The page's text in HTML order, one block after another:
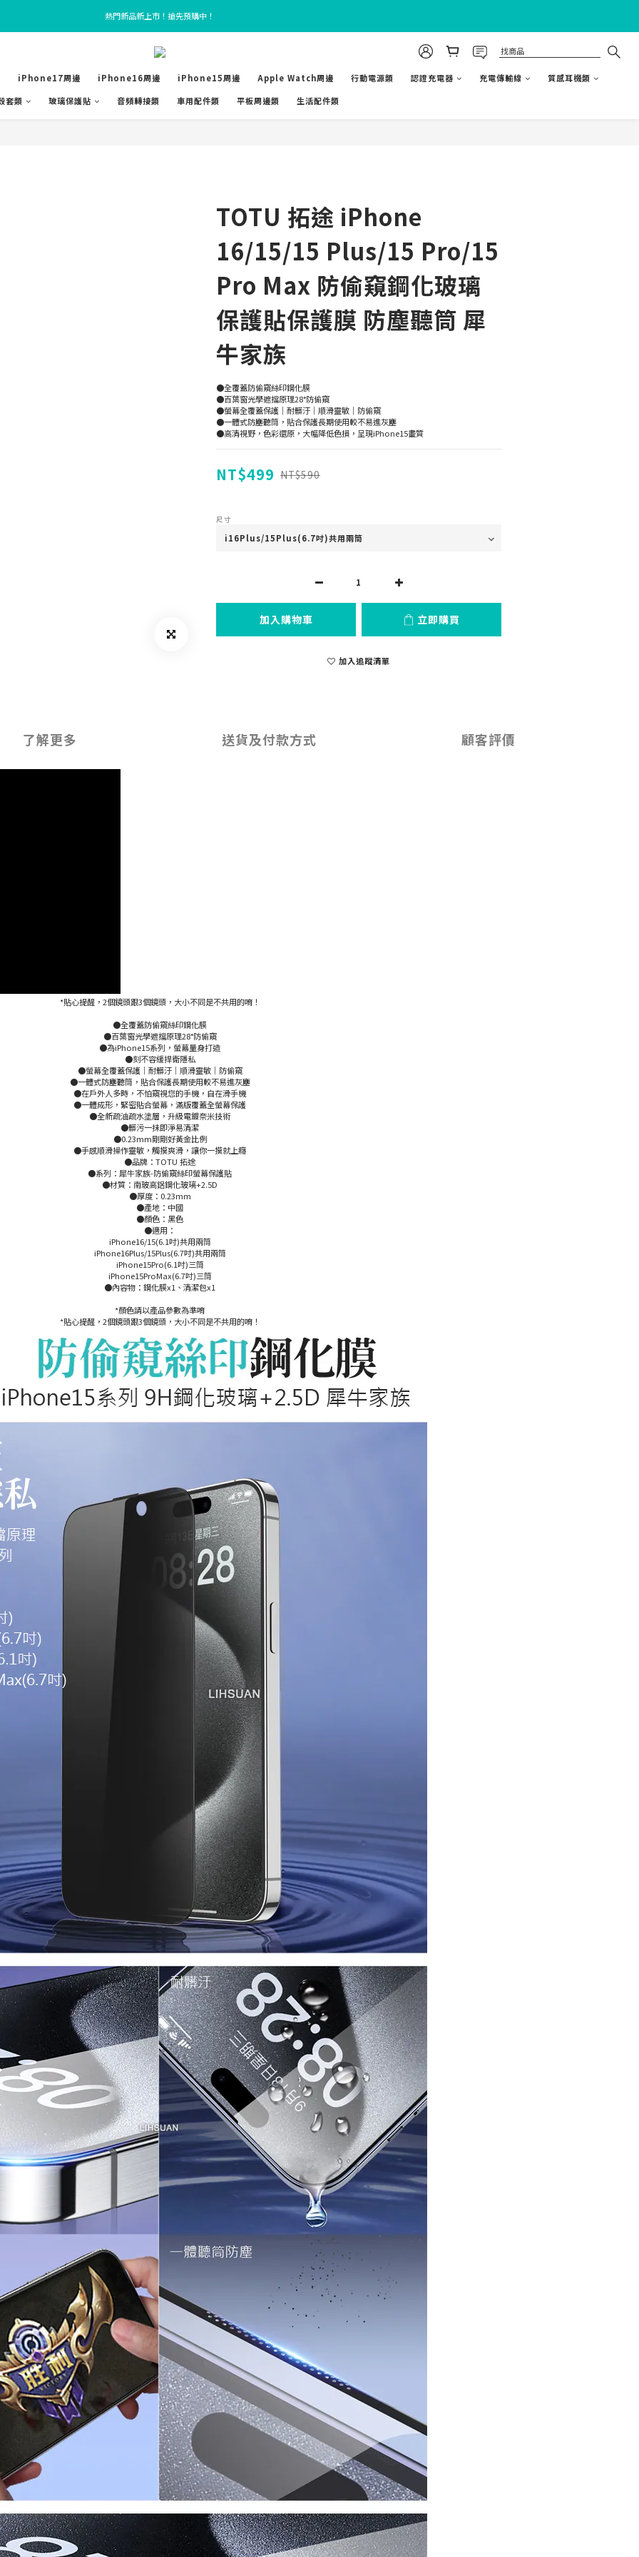
TOTU Taiwan Online official website
熱門新品新上市！搶先預購中！
TOTU Taiwan Online official website
iPhone17周邊 iPhone16周邊 iPhone15周邊 Apple Watch周邊 行動電源類 認證充電器 充電傳輸線
質感耳機類
套類
玻璃保護貼 音頻轉接類 車用配件類 平板周邊類 生活配件類
TOTU 拓途 iPhone
16/15/15 Plus/15 Pro/15
Pro Max 防偷窺鋼化玻璃
保護貼保護膜 防塵聽筒 犀
牛家族
●全覆蓋防偷窺絲印鋼化膜
●百葉窗光學遮擋原理28°防偷窺
●螢幕全覆蓋保護｜耐髒汙｜順滑靈敏｜防偷窺
●一體式防塵聽筒，貼合保護長期使用較不易進灰塵
●高清視野，色彩還原，大幅降低色損，呈現iPhone15畫質
NT$499 NT$590
尺寸
加入購物車 立即購買
加入追蹤清單
了解更多 送貨及付款方式 顧客評價
*貼心提醒，2個鏡頭跟3個鏡頭，大小不同是不共用的唷！
●全覆蓋防偷窺絲印鋼化膜
●百葉窗光學遮擋原理28°防偷窺
●為iPhone15系列，螢幕量身打造
●刻不容緩捍衛隱私
●螢幕全覆蓋保護｜耐髒汙｜順滑靈敏｜防偷窺
●一體式防塵聽筒，貼合保護長期使用較不易進灰塵
●在戶外人多時，不怕窺視您的手機，自在滑手機
●一體成形，緊密貼合螢幕，滿版覆蓋全螢幕保護
●全新疏油疏水塗層，升級電鍍奈米技術
●髒污一抹即淨易清潔
●0.23mm剛剛好黃金比例
●手感順滑操作靈敏，觸摸爽滑，讓你一摸就上癮
●品牌：TOTU 拓途
●系列：犀牛家族-防偷窺絲印螢幕保護貼
●材質：南玻高鋁鋼化玻璃+2.5D
●厚度：0.23mm
●產地：中國
●顏色：黑色
●適用：
iPhone16/15(6.1吋)共用兩筒
iPhone16Plus/15Plus(6.7吋)共用兩筒
iPhone15Pro(6.1吋)三筒
iPhone15ProMax(6.7吋)三筒
●內容物：鋼化膜x1、清潔包x1
*顏色請以產品參數為準唷
*貼心提醒，2個鏡頭跟3個鏡頭，大小不同是不共用的唷！